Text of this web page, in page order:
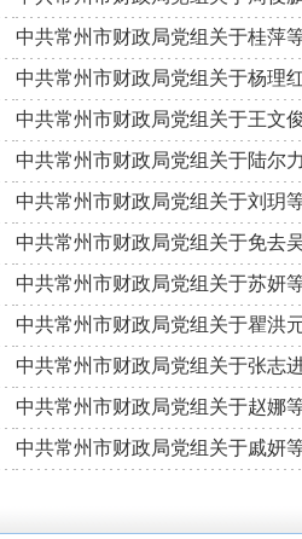
中共常州市财政局党组关于桂萍
中共常州市财政局党组关于杨理
中共常州市财政局党组关于王文
中共常州市财政局党组关于陆尔
中共常州市财政局党组关于刘玥
中共常州市财政局党组关于免去
中共常州市财政局党组关于苏妍
中共常州市财政局党组关于瞿洪
中共常州市财政局党组关于张志
中共常州市财政局党组关于赵娜
中共常州市财政局党组关于戚妍